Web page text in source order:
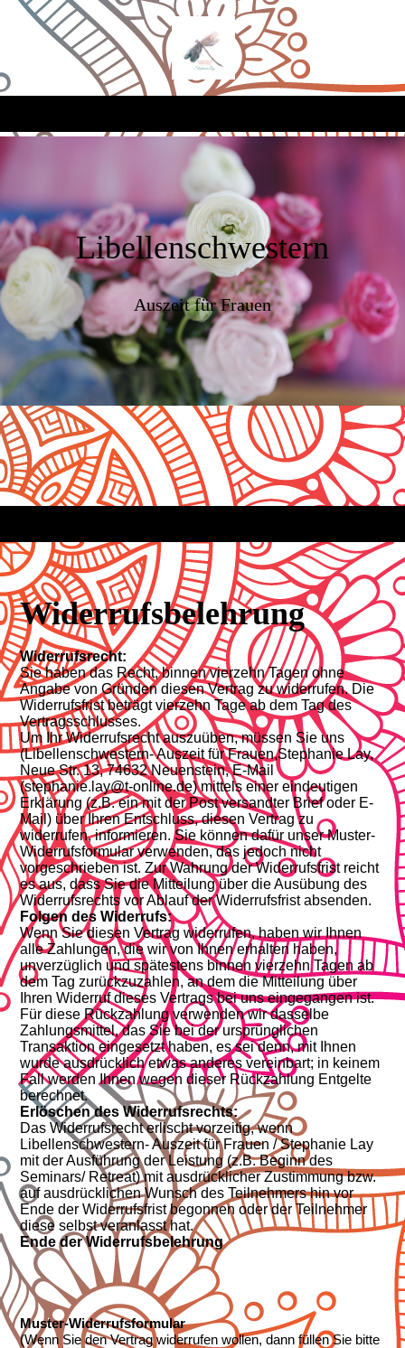
Libellenschwestern
Auszeit für Frauen
Widerrufsbelehrung
Widerrufsrecht:
Sie haben das Recht, binnen vierzehn Tagen ohne
Angabe von Gründen diesen Vertrag zu widerrufen. Die
Widerrufsfrist beträgt vierzehn Tage ab dem Tag des
Vertragsschlusses.
Um Ihr Widerrufsrecht auszuüben, müssen Sie uns
(Libellenschwestern- Auszeit für Frauen,Stephanie Lay,
Neue Str. 13, 74632 Neuenstein, E-Mail
(stephanie.lay@t-online.de) mittels einer eindeutigen
Erklärung (z.B. ein mit der Post versandter Brief oder E-
Mail) über Ihren Entschluss, diesen Vertrag zu
widerrufen, informieren. Sie können dafür unser Muster-
Widerrufsformular verwenden, das jedoch nicht
vorgeschrieben ist. Zur Wahrung der Widerrufsfrist reicht
es aus, dass Sie die Mitteilung über die Ausübung des
Widerrufsrechts vor Ablauf der Widerrufsfrist absenden.
Folgen des Widerrufs:
Wenn Sie diesen Vertrag widerrufen, haben wir Ihnen
alle Zahlungen, die wir von Ihnen erhalten haben,
unverzüglich und spätestens binnen vierzehn Tagen ab
dem Tag zurückzuzahlen, an dem die Mitteilung über
Ihren Widerruf dieses Vertrags bei uns eingegangen ist.
Für diese Rückzahlung verwenden wir dasselbe
Zahlungsmittel, das Sie bei der ursprünglichen
Transaktion eingesetzt haben, es sei denn, mit Ihnen
wurde ausdrücklich etwas anderes vereinbart; in keinem
Fall werden Ihnen wegen dieser Rückzahlung Entgelte
berechnet.
Erlöschen des Widerrufsrechts:
Das Widerrufsrecht erlischt vorzeitig, wenn
Libellenschwestern- Auszeit für Frauen / Stephanie Lay
mit der Ausführung der Leistung (z.B. Beginn des
Seminars/ Retreat) mit ausdrücklicher Zustimmung bzw.
auf ausdrücklichen Wunsch des Teilnehmers hin vor
Ende der Widerrufsfrist begonnen oder der Teilnehmer
diese selbst veranlasst hat.
Ende der Widerrufsbelehrung
Muster-Widerrufsformular
(Wenn Sie den Vertrag widerrufen wollen, dann füllen Sie bitte